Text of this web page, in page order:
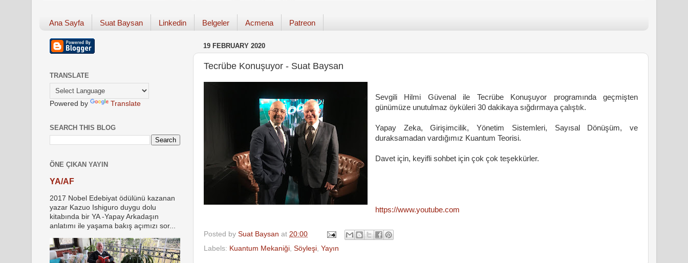
Ana Sayfa Suat Baysan Linkedin Belgeler Acmena Patreon
19 FEBRUARY 2020
Tecrübe Konuşuyor - Suat Baysan
Sevgili Hilmi Güvenal ile Tecrübe Konuşuyor programında geçmişten
günümüze unutulmaz öyküleri 30 dakikaya sığdırmaya çalıştık.
Yapay Zeka, Girişimcilik, Yönetim Sistemleri, Sayısal Dönüşüm, ve
duraksamadan vardığımız Kuantum Teorisi.
Davet için, keyifli sohbet için çok çok teşekkürler.
https://www.youtube.com
Posted by Suat Baysan at 20:00
Labels: Kuantum Mekaniği Söyleşi Yayın
TRANSLATE
Powered by Translate
SEARCH THIS BLOG
ÖNE ÇIKAN YAYIN
YA/AF
2017 Nobel Edebiyat ödülünü kazanan
yazar Kazuo Ishiguro duygu dolu
kitabında bir YA -Yapay Arkadaşın
anlatımı ile yaşama bakış açımızı sor...